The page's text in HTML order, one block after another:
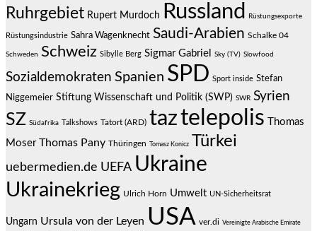
Ruhrgebiet Rupert Murdoch Russland Rüstungsexporte
Rüstungsindustrie Sahra Wagenknecht Saudi-Arabien Schalke 04
Schweden Schweiz Sibylle Berg Sigmar Gabriel Sky (TV) Slowfood
Sozialdemokraten Spanien SPD Sport inside Stefan
Niggemeier Stiftung Wissenschaft und Politik (SWP) SWR Syrien
SZ Südafrika Talkshows Tatort (ARD) taztelepolis
Thomas
Moser Thomas Pany Thüringen Tomasz Konicz Türkei
uebermedien.de UEFA Ukraine
Ukrainekrieg Ulrich Horn Umwelt UN-Sicherheitsrat
Ungarn Ursula von der Leyen USA ver.di Vereinigte Arabische Emirate